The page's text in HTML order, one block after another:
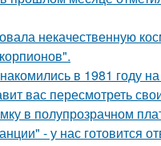
некачественную
в 1981 году
вас пересмотреть
в полупрозрачном
- у нас готовится